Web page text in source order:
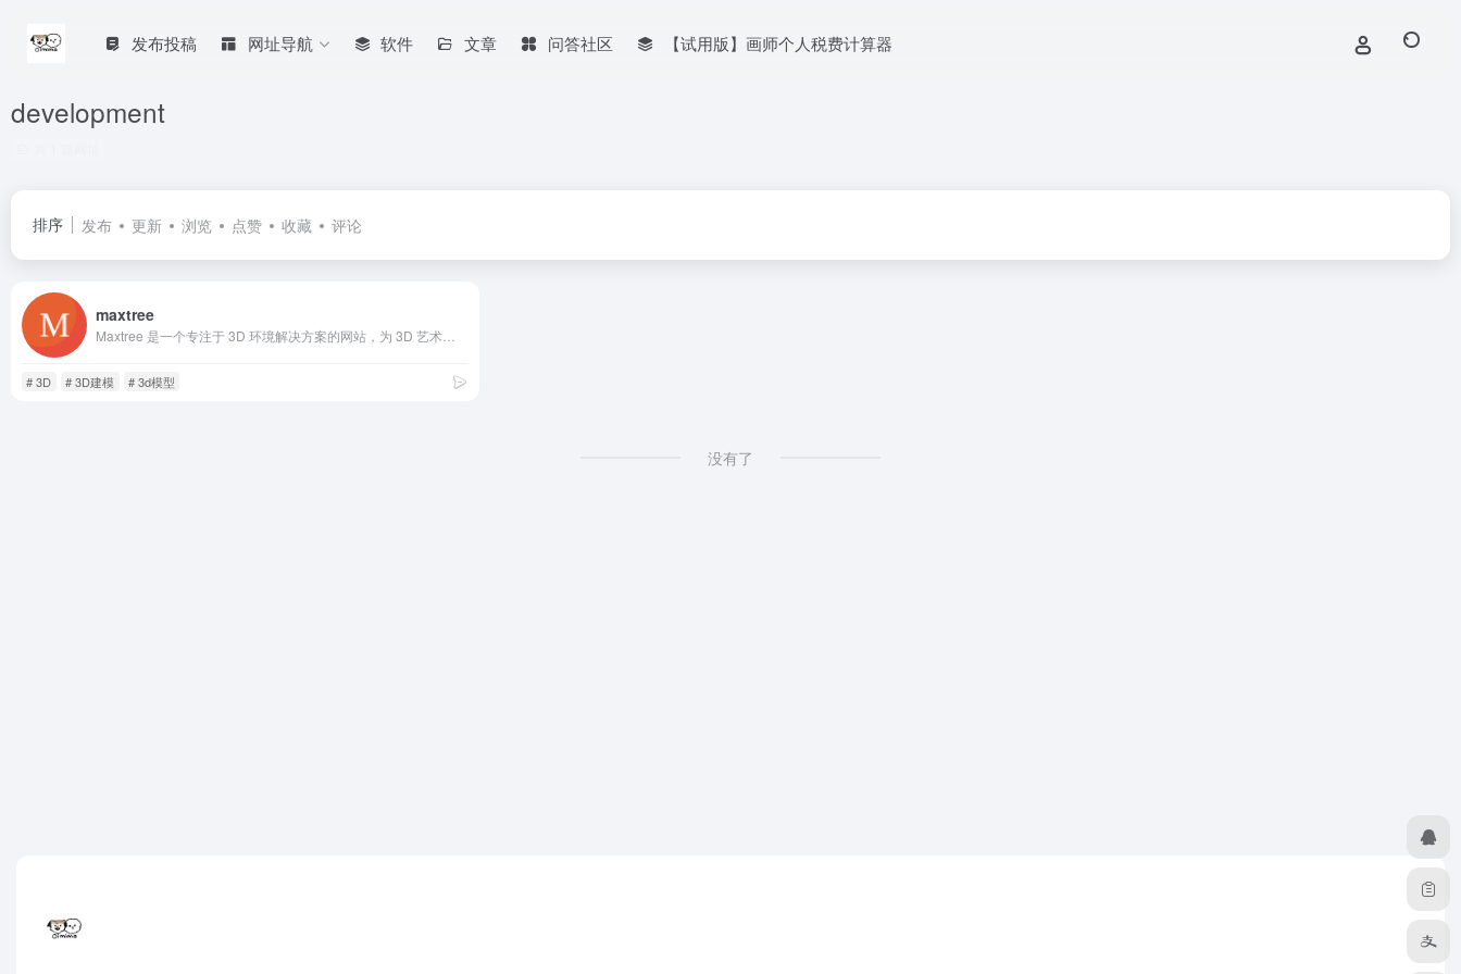
发布投稿 网址导航 软件 文章 问答社区 【试用版】画师个人税费计算器
development
排序 发布 更新 浏览 点赞 收藏 评论
maxtree
# 3D # 3D建模 # 3d模型
没有了